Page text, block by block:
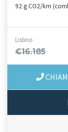
92 g CO2/km
Listino
€16.185